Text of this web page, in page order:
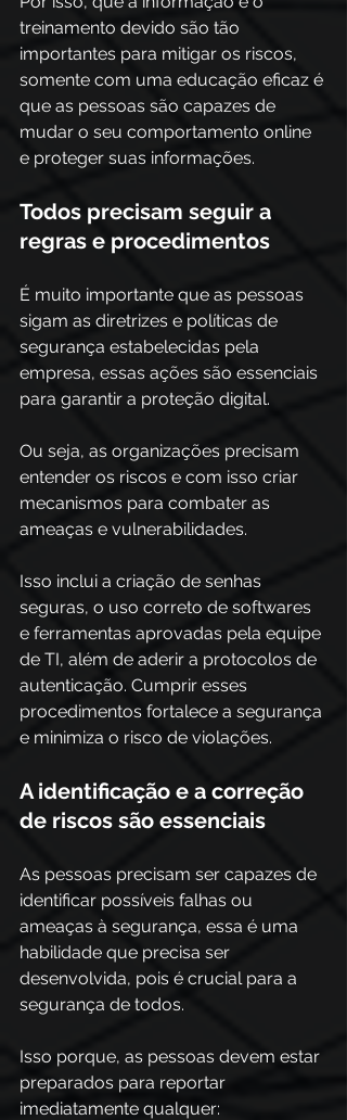
treinamento devido são tão
importantes para mitigar os riscos,
somente com uma educação eficaz é
que as pessoas são capazes de
mudar o seu comportamento online
e proteger suas informações.
Todos precisam seguir a
regras e procedimentos
É muito importante que as pessoas
sigam as diretrizes e políticas de
segurança estabelecidas pela
empresa, essas ações são essenciais
para garantir a proteção digital.
Ou seja, as organizações precisam
entender os riscos e com isso criar
mecanismos para combater as
ameaças e vulnerabilidades.
Isso inclui a criação de senhas
seguras, o uso correto de softwares
e ferramentas aprovadas pela equipe
de TI, além de aderir a protocolos de
autenticação. Cumprir esses
procedimentos fortalece a segurança
e minimiza o risco de violações.
A identificação e a correção
de riscos são essenciais
As pessoas precisam ser capazes de
identificar possíveis falhas ou
ameaças à segurança, essa é uma
habilidade que precisa ser
desenvolvida, pois é crucial para a
segurança de todos.
Isso porque, as pessoas devem estar
preparados para reportar
imediatamente qualquer: